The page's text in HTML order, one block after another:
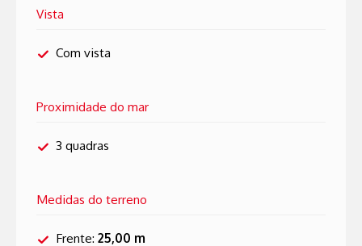
Vista
Com vista
Proximidade do mar
3 quadras
Medidas do terreno
Frente: 25,00 m